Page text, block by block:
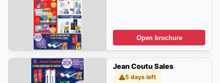
Open brochure
Jean Coutu Sales
5 days left